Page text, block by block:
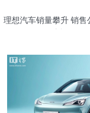
理想汽车销量攀升 销售